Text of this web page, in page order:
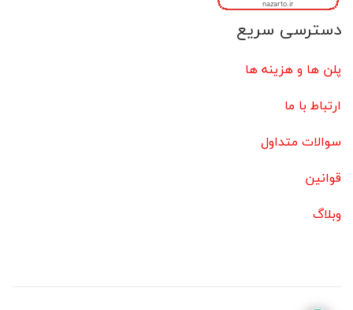
دسترسی سریع
پلن ها و هزینه ها
ارتباط با ما
سوالات متداول
قوانین
وبلاگ